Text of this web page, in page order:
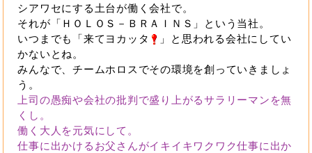
シアワセにする土台が働く会社で。
それが「ＨＯＬＯＳ－ＢＲＡＩＮＳ」という当社。
いつまでも「来てヨカッタ
」と思われる会社にしてい
かないとね。
みんなで、チームホロスでその環境を創っていきましょ
う。
上司の愚痴や会社の批判で盛り上がるサラリーマンを無
くし。
働く大人を元気にして。
仕事に出かけるお父さんがイキイキワクワク仕事に出か